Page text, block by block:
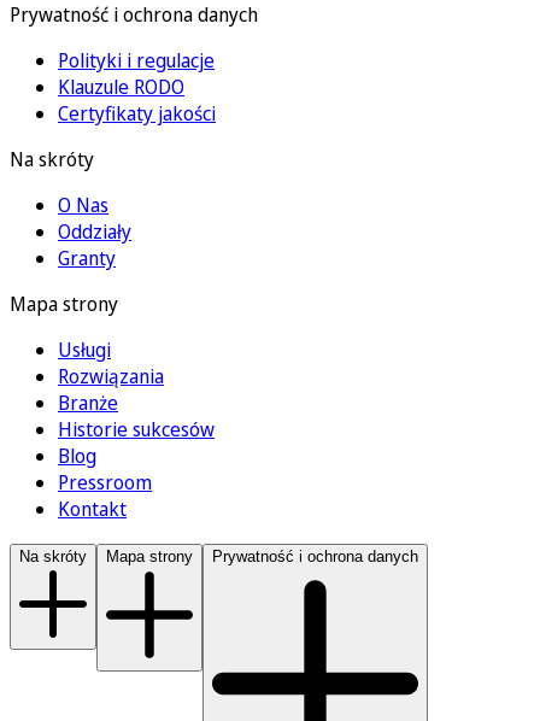
Prywatność i ochrona danych
Polityki i regulacje
Klauzule RODO
Certyfikaty jakości
Na skróty
O Nas
Oddziały
Granty
Mapa strony
Usługi
Rozwiązania
Branże
Historie sukcesów
Blog
Pressroom
Kontakt
Na skróty Mapa strony Prywatność i ochrona danych